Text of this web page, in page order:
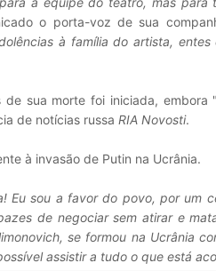
o porta-voz de sua
à família do artista,
sua morte foi iniciada,
de notícias russa RIA Novosti.
à invasão de Putin na Ucrânia.
Eu sou a favor do povo, por um
de negociar sem atirar e
se formou na Ucrânia
assistir a tudo o que está